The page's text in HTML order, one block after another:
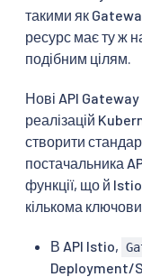
такими як
ресурс має ту ж
подібним цілям.
Нові API Gateway
реалізацій
створити
постачальника
функції, що й
кількома
В API Istio,
Deployment/